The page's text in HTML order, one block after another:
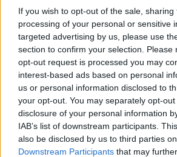
If you wish to opt-out of the sale,
processing of your personal or sensitive
targeted advertising by us, please use
section to confirm your selection. Please
opt-out request is processed you may
interest-based ads based on personal
us or personal information disclosed to
your opt-out. You may separately opt-
disclosure of your personal information
IAB’s list of downstream participants.
also be disclosed by us to third parties
Downstream Participants that may